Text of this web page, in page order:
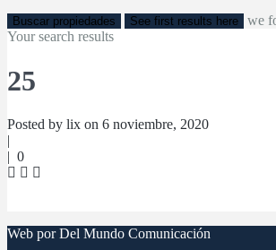
Buscar propiedades See first results here we
Your search results
25
Posted by lix on 6 noviembre, 2020
|
| 0
Web por Del Mundo Comunicación